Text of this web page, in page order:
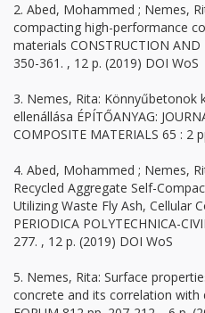
2. Abed, Mohammed ; Nemes,
compacting high-performance
materials CONSTRUCTION
350-361. , 12 p. (2019) DOI WoS
3. Nemes, Rita: Könnyűbetonok
ellenállása ÉPÍTŐANYAG:
COMPOSITE MATERIALS 65 : 2
4. Abed, Mohammed ; Nemes,
Recycled Aggregate Self-
Utilizing Waste Fly Ash, Cellular
PERIODICA POLYTECHNICA-
277. , 12 p. (2019) DOI WoS
5. Nemes, Rita: Surface
concrete and its correlation with